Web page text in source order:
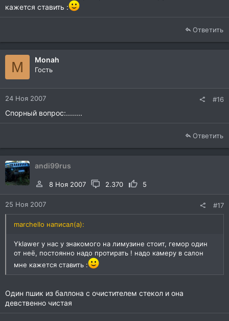
кажется ставить :
Ответить
M Monah
Гость
24 Ноя 2007 #16
Спорный вопрос:........
Ответить
andi99rus
8 Ноя 2007 2.370 5
25 Ноя 2007 #17
marchello написал(а):
Yklawer у нас у знакомого на лимузине стоит, гемор один
от неё, постоянно надо протирать ! надо камеру в салон
мне кажется ставить :
Один пшик из баллона с очистителем стекол и она
девственно чистая